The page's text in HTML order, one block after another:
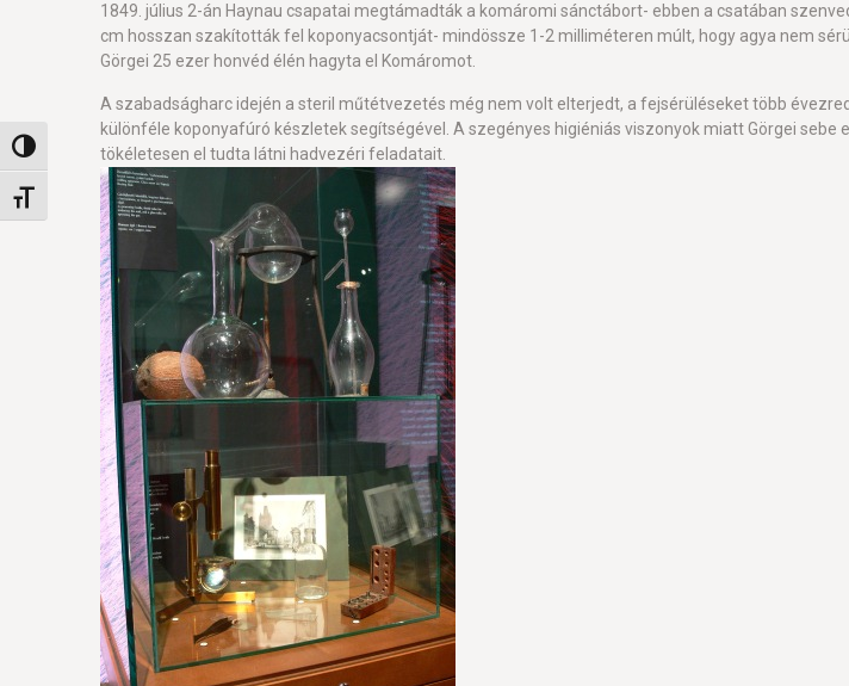
Nagy kontraszt váltása
Betűméret váltása
1849. július 2-án Haynau csapatai megtámadták a komáromi sánctábort- ebben a csatában
cm hosszan szakították fel koponyacsontját- mindössze 1-2 milliméteren múlt, hogy agya nem
Görgei 25 ezer honvéd élén hagyta el Komáromot.
A szabadságharc idején a steril műtétvezetés még nem volt elterjedt, a fejsérüléseket több
különféle koponyafúró készletek segítségével. A szegényes higiéniás viszonyok miatt Görgei
tökéletesen el tudta látni hadvezéri feladatait.